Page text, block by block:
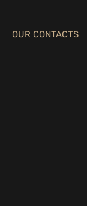
OUR CONTACTS